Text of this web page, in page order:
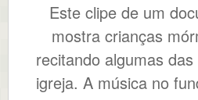
Este clipe de um
mostra crianças
recitando algumas das
igreja. A música no